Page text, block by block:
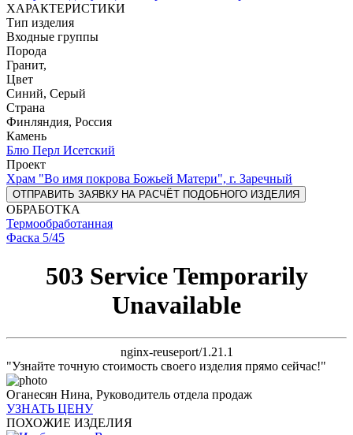
ХАРАКТЕРИСТИКИ
Тип изделия
Входные группы
Порода
Гранит,
Цвет
Синий, Серый
Страна
Финляндия, Россия
Камень
Блю Перл Исетский
Проект
Храм "Во имя покрова Божьей Матери", г. Заречный
ОТПРАВИТЬ ЗАЯВКУ НА РАСЧЁТ ПОДОБНОГО ИЗДЕЛИЯ
ОБРАБОТКА
Термообработанная
Фаска 5/45
503 Service Temporarily
Unavailable
nginx-reuseport/1.21.1
"Узнайте точную стоимость своего изделия прямо сейчас!"
Оганесян Нина, Руководитель отдела продаж
УЗНАТЬ ЦЕНУ
ПОХОЖИЕ ИЗДЕЛИЯ